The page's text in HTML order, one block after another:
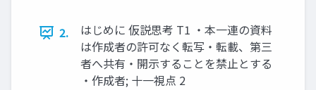
2.
はじめに 仮説思考 T1 ・本一連の資料
は作成者の許可なく転写・転載、第三
者へ共有・開示することを禁止とする
・作成者; 十一視点 2